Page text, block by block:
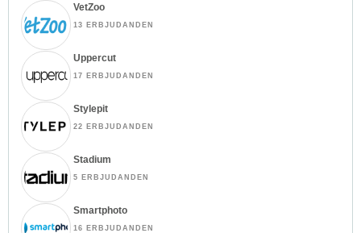
VetZoo
13 ERBJUDANDEN
Uppercut
17 ERBJUDANDEN
Stylepit
22 ERBJUDANDEN
Stadium
5 ERBJUDANDEN
Smartphoto
16 ERBJUDANDEN